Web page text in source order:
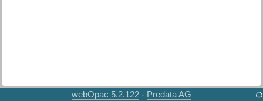
webOpac 5.2.122 - Predata AG